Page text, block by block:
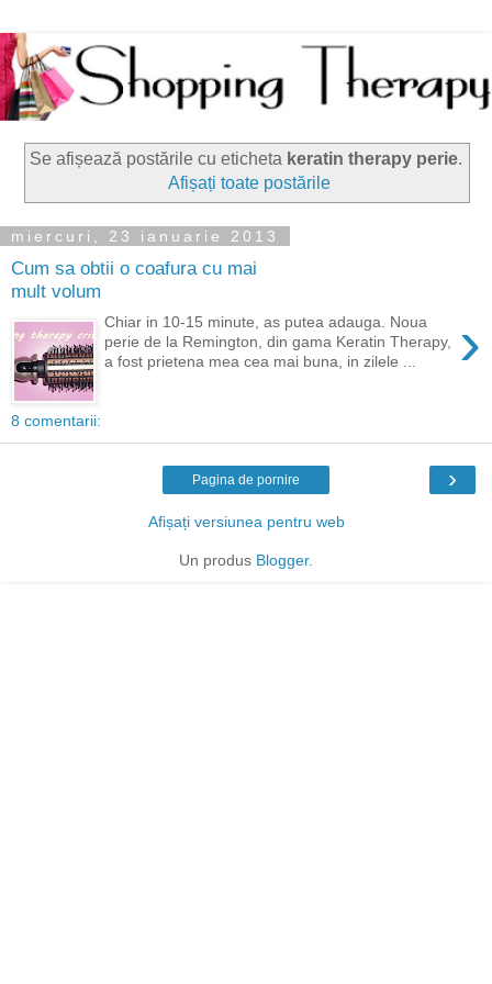
Se afișează postările cu eticheta keratin therapy perie.
Afișați toate postările
miercuri, 23 ianuarie 2013
Cum sa obtii o coafura cu mai
mult volum
›
Chiar in 10-15 minute, as putea adauga. Noua
perie de la Remington, din gama Keratin Therapy,
a fost prietena mea cea mai buna, in zilele ...
8 comentarii:
›
Pagina de pornire
Afișați versiunea pentru web
Un produs Blogger.